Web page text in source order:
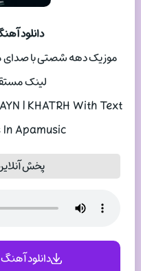
دانلود
موزیک دهه شصتی با صدای
لینک
| KHATRH With Text
Apamusic
پخش
دانلود آهنگ